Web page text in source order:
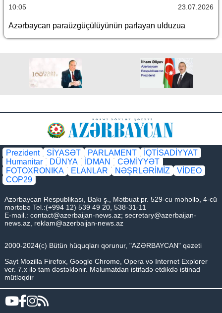
10:05 23.07.2026
Azərbaycan paraüzgüçülüyünün parlayan ulduzua
Prezident SİYASƏT PARLAMENT
İQTİSADİYYAT
Humanitar
DÜNYA İDMAN
CƏMİYYƏT
FOTOXRONIKA
ELANLAR NƏŞRLƏRİMİZ
VİDEO
COP29
Azərbaycan Respublikası, Bakı ş., Mətbuat pr. 529-cu məhəllə, 4-cü
mərtəbə Tel.:(+994 12) 539 49 20, 538-31-11
E-mail.: contact@azerbaijan-news.az; secretary@azerbaijan-
news.az reklam@azerbaijan-news.az
2000-2024(c) Bütün hüquqları qorunur, "AZƏRBAYCAN" qəzeti
Sayt Mozilla Firefox, Google Chrome, Opera və Internet Explorer
ver. 7.x ilə tam dəstəklənir. Məlumatdan istifadə etdikdə istinad
mütləqdir